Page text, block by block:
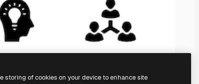
storing of cookies on your device to enhance site